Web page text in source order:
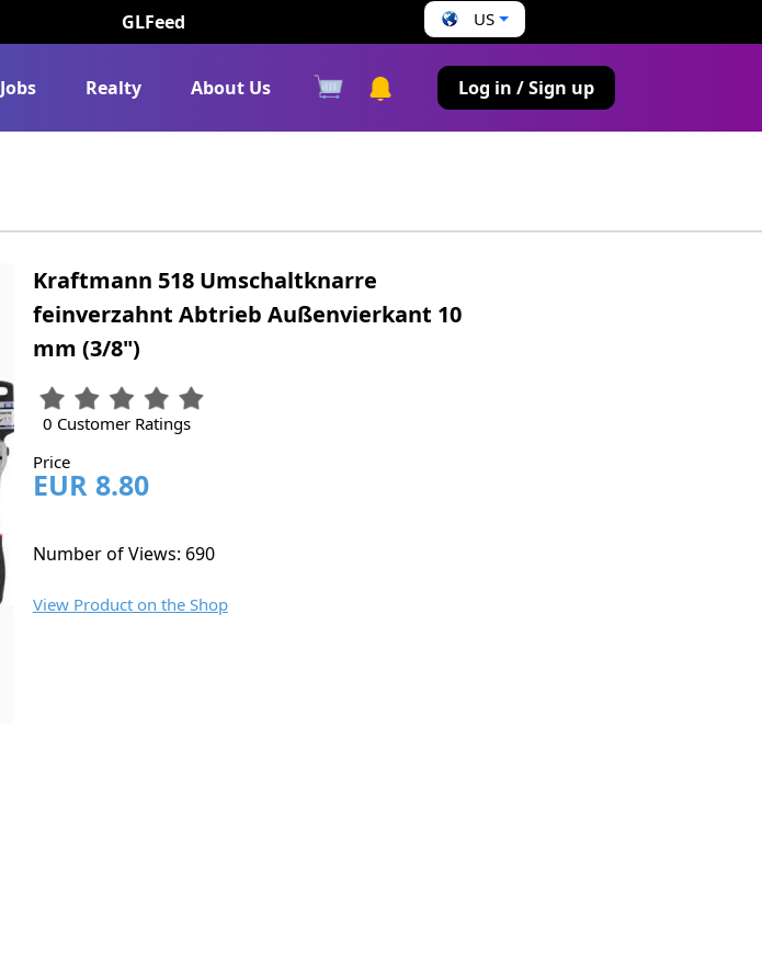
GLFeed US
Jobs Realty About Us Log in / Sign up
Kraftmann 518 Umschaltknarre
feinverzahnt Abtrieb Außenvierkant 10
mm (3/8")
0 Customer Ratings
Price
EUR 8.80
Number of Views: 690
View Product on the Shop